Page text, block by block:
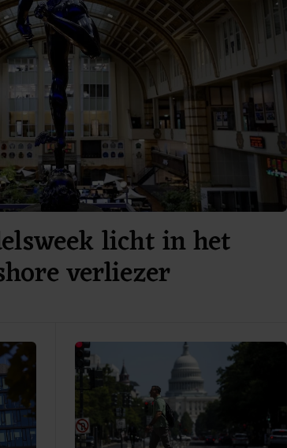
licht in het
verliezer